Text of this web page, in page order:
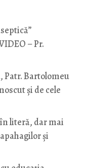
– Pr.
Patr. Bartolomeu
și de cele
literă, dar mai
și